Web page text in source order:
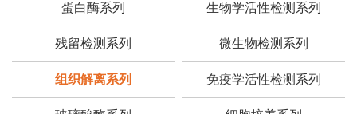
蛋白酶系列 生物学活性检测系列
残留检测系列 微生物检测系列
组织解离系列 免疫学活性检测系列